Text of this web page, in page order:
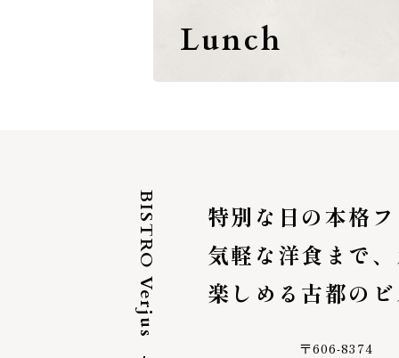
Lunch
BISTRO Verjus
特別な日の本格
気軽な洋食まで
楽しめる古都の
〒606-8374